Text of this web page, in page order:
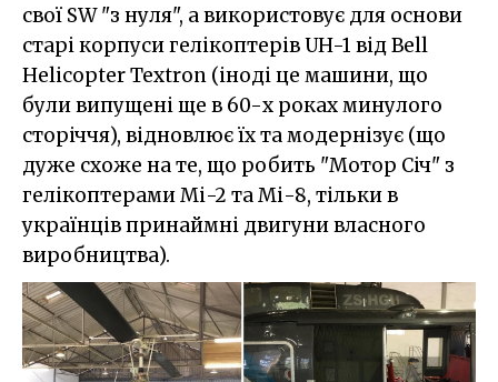
свої SW "з нуля", а використовує для основи
старі корпуси гелікоптерів UH-1 від Bell
Helicopter Textron (іноді це машини, що
були випущені ще в 60-х роках минулого
сторіччя), відновлює їх та модернізує (що
дуже схоже на те, що робить "Мотор Січ" з
гелікоптерами Мі-2 та Мі-8, тільки в
українців принаймні двигуни власного
виробництва).